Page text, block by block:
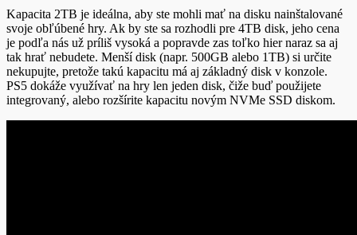
Kapacita 2TB je ideálna, aby ste mohli mať na disku nainštalované
svoje obľúbené hry. Ak by ste sa rozhodli pre 4TB disk, jeho cena
je podľa nás už príliš vysoká a popravde zas toľko hier naraz sa aj
tak hrať nebudete. Menší disk (napr. 500GB alebo 1TB) si určite
nekupujte, pretože takú kapacitu má aj základný disk v konzole.
PS5 dokáže využívať na hry len jeden disk, čiže buď použijete
integrovaný, alebo rozšírite kapacitu novým NVMe SSD diskom.